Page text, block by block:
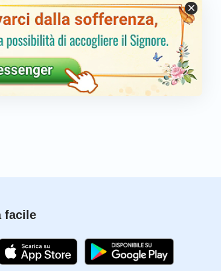
approccio che gli sia vicino, vale a dire,
opera, Dio diventi una persona
l’opera dello Spirito e per l’uomo non
fasi dell’opera, due vengono eseguite
Le due incarnazioni sono
stata altro che un vuoto discorso. Se
suo disturbo dell’opera. Il giusto, cioè
facile